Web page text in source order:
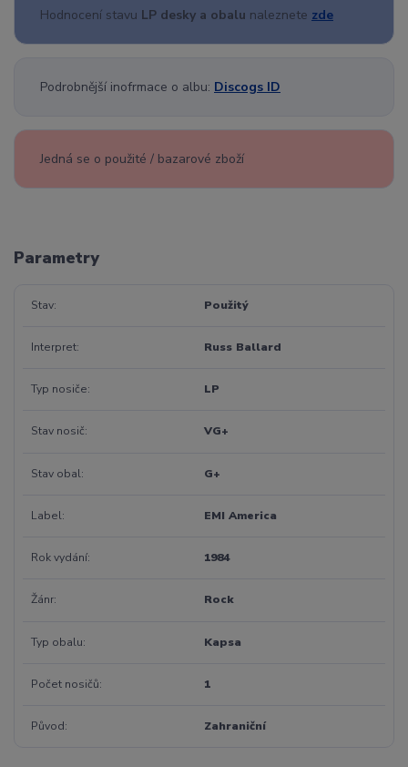
Hodnocení stavu LP desky a obalu naleznete zde
Podrobnější inofrmace o albu: Discogs ID
Jedná se o použité / bazarové zboží
Parametry
Stav Použitý
Interpret Russ Ballard
Typ nosiče LP
Stav nosič VG+
Stav obal G+
Label EMI America
Rok vydání 1984
Žánr Rock
Typ obalu Kapsa
Počet nosičů 1
Původ Zahraniční